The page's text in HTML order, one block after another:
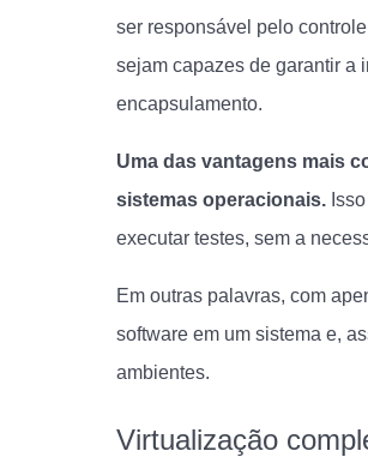
ser responsável pelo
sejam capazes de garantir a
encapsulamento.
Uma das vantagens mais
sistemas operacionais.
executar testes, sem a
Em outras palavras, com
software em um sistema e,
ambientes.
Virtualização